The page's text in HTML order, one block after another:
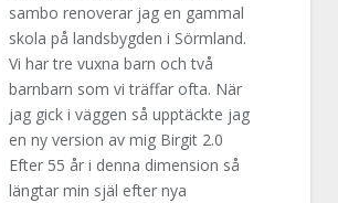
sambo renoverar jag en gammal
skola på landsbygden i Sörmland.
Vi har tre vuxna barn och två
barnbarn som vi träffar ofta. När
jag gick i väggen så upptäckte jag
en ny version av mig Birgit 2.0
Efter 55 år i denna dimension så
längtar min själ efter nya